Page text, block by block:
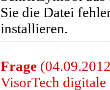
Sie die Datei
installieren.
Frage
VisorTech digitale